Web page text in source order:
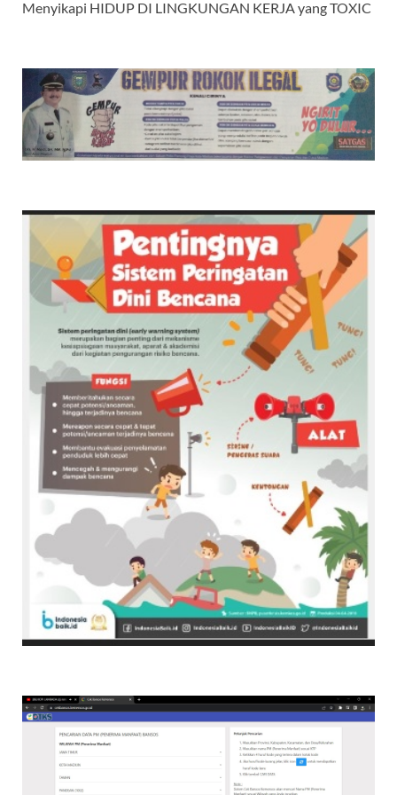
Menyikapi HIDUP DI LINGKUNGAN KERJA yang TOXIC